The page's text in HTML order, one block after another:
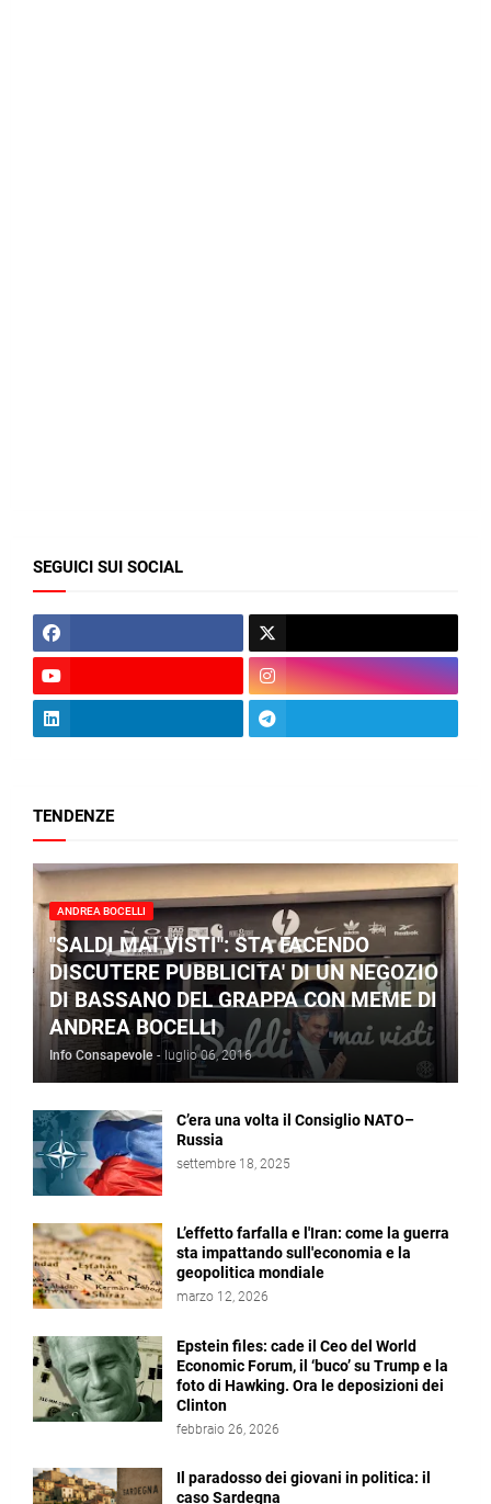
SEGUICI SUI SOCIAL
TENDENZE
ANDREA BOCELLI
"SALDI MAI VISTI": STA FACENDO
DISCUTERE PUBBLICITA' DI UN NEGOZIO
DI BASSANO DEL GRAPPA CON MEME DI
ANDREA BOCELLI
Info Consapevole - luglio 06, 2016
C’era una volta il Consiglio NATO–
Russia
settembre 18, 2025
L’effetto farfalla e l'Iran: come la guerra
sta impattando sull'economia e la
geopolitica mondiale
marzo 12, 2026
Epstein files: cade il Ceo del World
Economic Forum, il ‘buco’ su Trump e la
foto di Hawking. Ora le deposizioni dei
Clinton
febbraio 26, 2026
Il paradosso dei giovani in politica: il
caso Sardegna